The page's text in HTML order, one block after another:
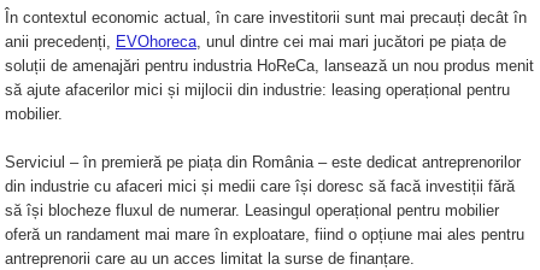
Scaune metal
Scaune plastic
Scaune tapitate
Scaune lemn masiv
Scaune bistro
Scaune cafenea
Scaune cofetarie
Sezlonguri
Sezlonguri pliabile
Sezlonguri din metal
Sezlonguri din plastic
Seturi de terasa / exterior
Saune exterior / interior
Scaune hotel
Fete de masa
Huse de scaune
Huse mese cocktail
Stalpi si cordoane
evenimente
Candy bar
Scaune office
Scaune de birou
Scaune conferinta
Scaune ergonomice
Sisteme fonoabsorbante
Sala de asteptare
Seturi Fitness
Mobilier Urban
Banci
Cosuri de Gunoi
Foisoare
Ghivece de Flori din Beton cu Banca
Mese Picnic
În contextul economic actual, în care investitorii sunt mai precauți decât în
anii precedenți,
EVOhoreca , unul dintre cei mai mari jucători pe piața de
soluții de amenajări pentru industria HoReCa, lansează un nou produs menit
să ajute afacerilor mici și mijlocii din industrie: leasing operațional pentru
mobilier.
Serviciul – în premieră pe piața din România – este dedicat antreprenorilor
din industrie cu afaceri mici și medii care își doresc să facă investiții fără
să își blocheze fluxul de numerar. Leasingul operațional pentru mobilier
oferă un randament mai mare în exploatare, fiind o opțiune mai ales pentru
antreprenorii care au un acces limitat la surse de finanțare.